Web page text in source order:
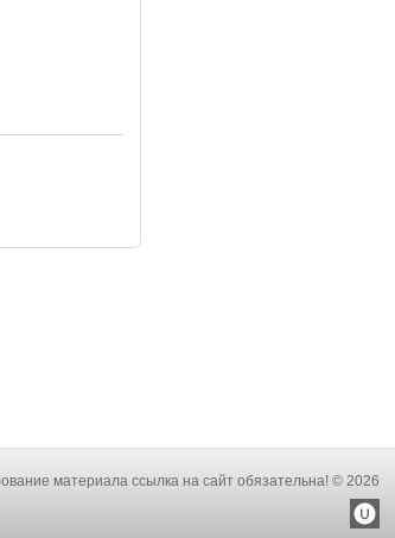
материала ссылка на сайт обязательна! © 2026